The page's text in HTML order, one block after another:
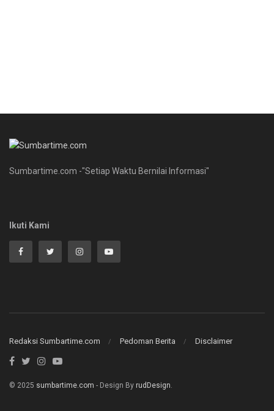
Sumbartime.com -"Setiap Waktu Bernilai Informasi"
Ikuti Kami
Redaksi Sumbartime.com Pedoman Berita Disclaimer
© 2025 sumbartime.com - Design By rudDesign